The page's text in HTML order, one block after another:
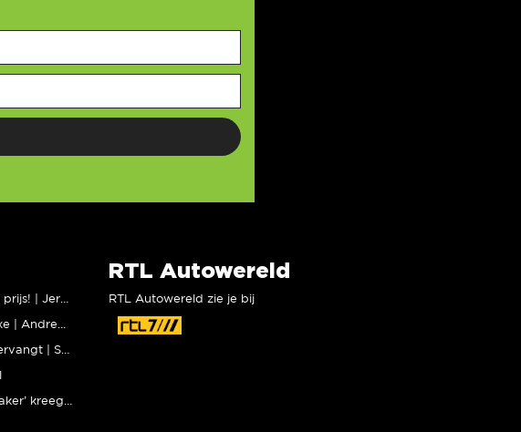
RTL Autowereld
RTL Autowereld zie je bij